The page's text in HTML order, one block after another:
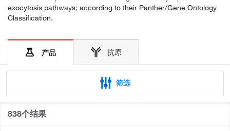
exocytosis pathways; according to their Panther/Gene Ontology
Classification.
产品 抗原
筛选
838个结果